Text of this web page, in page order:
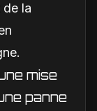
la
mise
panne